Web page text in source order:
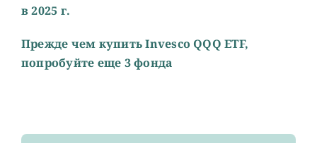
в 2025 г.
Прежде чем купить Invesco QQQ ETF,
попробуйте еще 3 фонда